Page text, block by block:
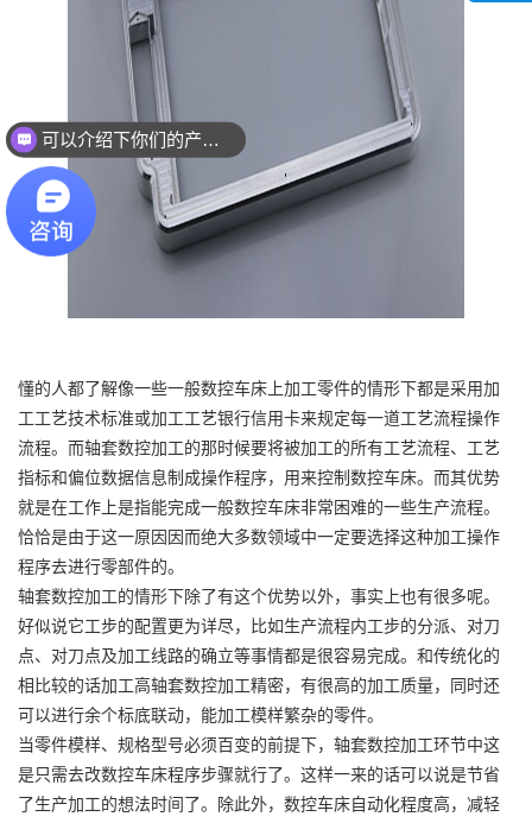
懂的人都了解像一些一般数控车床上加工零件的情形下都是采用加
工工艺技术标准或加工工艺银行信用卡来规定每一道工艺流程操作
流程。而轴套数控加工的那时候要将被加工的所有工艺流程、工艺
指标和偏位数据信息制成操作程序，用来控制数控车床。而其优势
就是在工作上是指能完成一般数控车床非常困难的一些生产流程。
恰恰是由于这一原因因而绝大多数领域中一定要选择这种加工操作
程序去进行零部件的。
轴套数控加工的情形下除了有这个优势以外，事实上也有很多呢。
好似说它工步的配置更为详尽，比如生产流程内工步的分派、对刀
点、对刀点及加工线路的确立等事情都是很容易完成。和传统化的
相比较的话加工高轴套数控加工精密，有很高的加工质量，同时还
可以进行余个标底联动，能加工模样繁杂的零件。
当零件模样、规格型号必须百变的前提下，轴套数控加工环节中这
是只需去改数控车床程序步骤就行了。这样一来的话可以说是节省
了生产加工的想法时间了。除此外，数控车床自动化程度高，减轻
可以介绍下你们的产品么？